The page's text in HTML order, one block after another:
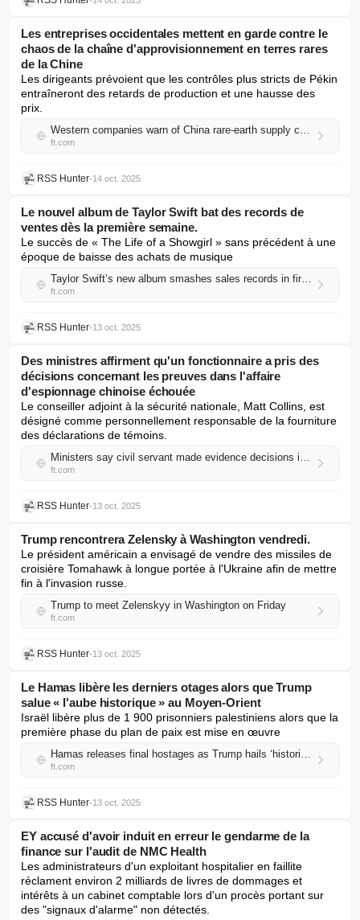
Les entreprises occidentales mettent en garde contre le
chaos de la chaîne d'approvisionnement en terres rares
de la Chine
Les dirigeants prévoient que les contrôles plus stricts de Pékin
entraîneront des retards de production et une hausse des
prix.
Western companies warn of China rare-earth supply chain chaos
ft.com
RSS Hunter•14 oct. 2025
Le nouvel album de Taylor Swift bat des records de
ventes dès la première semaine.
Le succès de « The Life of a Showgirl » sans précédent à une
époque de baisse des achats de musique
Taylor Swift’s new album smashes sales records in first week
ft.com
RSS Hunter•13 oct. 2025
Des ministres affirment qu'un fonctionnaire a pris des
décisions concernant les preuves dans l'affaire
d'espionnage chinoise échouée
Le conseiller adjoint à la sécurité nationale, Matt Collins, est
désigné comme personnellement responsable de la fourniture
des déclarations de témoins.
Ministers say civil servant made evidence decisions in failed China spy case
ft.com
RSS Hunter•13 oct. 2025
Trump rencontrera Zelensky à Washington vendredi.
Le président américain a envisagé de vendre des missiles de
croisière Tomahawk à longue portée à l'Ukraine afin de mettre
fin à l'invasion russe.
Trump to meet Zelenskyy in Washington on Friday
ft.com
RSS Hunter•13 oct. 2025
Le Hamas libère les derniers otages alors que Trump
salue « l'aube historique » au Moyen-Orient
Israël libère plus de 1 900 prisonniers palestiniens alors que la
première phase du plan de paix est mise en œuvre
Hamas releases final hostages as Trump hails ‘historic dawn’ in Middle East
ft.com
RSS Hunter•13 oct. 2025
EY accusé d'avoir induit en erreur le gendarme de la
finance sur l'audit de NMC Health
Les administrateurs d'un exploitant hospitalier en faillite
réclament environ 2 milliards de livres de dommages et
intérêts à un cabinet comptable lors d'un procès portant sur
des "signaux d'alarme" non détectés.